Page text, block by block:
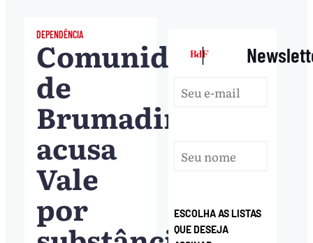
DEPENDÊNCIA
Comunidade
de
Brumadinho
acusa
Vale
por
|
ESCOLHA AS LISTAS
QUE DESEJA